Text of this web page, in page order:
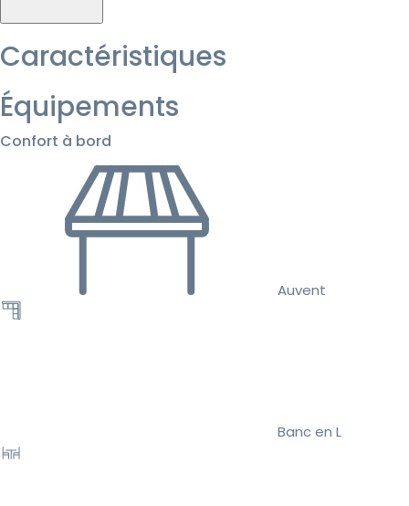
Caractéristiques
Équipements
Confort à bord
Auvent
Banc en L